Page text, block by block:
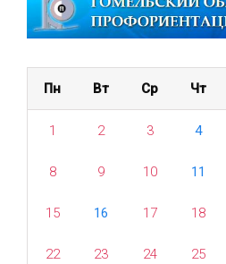
Пн Вт Ср Чт
1 2 3 4
8 9 10 11
15 16 17 18
22 23 24 25